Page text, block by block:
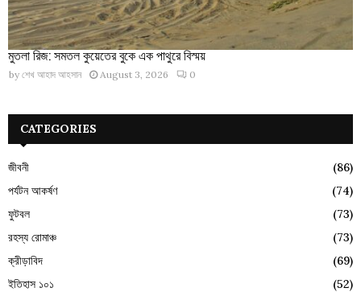
মুতলা রিজ: সমতল কুয়েতের বুকে এক পাথুরে বিস্ময়
by শেখ আহাদ আহসান August 3, 2026 0
CATEGORIES
জীবনী
(86)
পর্যটন আকর্ষণ
(74)
ফুটবল
(73)
রহস্য রোমাঞ্চ
(73)
ক্রীড়াবিদ
(69)
ইতিহাস ১০১
(52)